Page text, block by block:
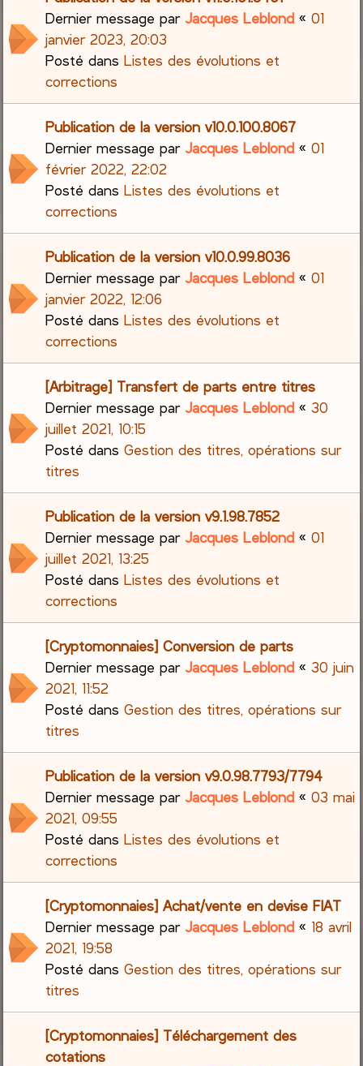
Dernier message parJacques Leblond «01
janvier 2023, 20:03
Posté dansListes des évolutions et
corrections
Publication de la version v10.0.100.8067
Dernier message parJacques Leblond «01
février 2022, 22:02
Posté dansListes des évolutions et
corrections
Publication de la version v10.0.99.8036
Dernier message parJacques Leblond «01
janvier 2022, 12:06
Posté dansListes des évolutions et
corrections
[Arbitrage] Transfert de parts entre titres
Dernier message parJacques Leblond «30
juillet 2021, 10:15
Posté dansGestion des titres, opérations sur
titres
Publication de la version v9.1.98.7852
Dernier message parJacques Leblond «01
juillet 2021, 13:25
Posté dansListes des évolutions et
corrections
[Cryptomonnaies] Conversion de parts
Dernier message parJacques Leblond «30 juin
2021, 11:52
Posté dansGestion des titres, opérations sur
titres
Publication de la version v9.0.98.7793/7794
Dernier message parJacques Leblond «03 mai
2021, 09:55
Posté dansListes des évolutions et
corrections
[Cryptomonnaies] Achat/vente en devise FIAT
Dernier message parJacques Leblond « 18 avril
2021, 19:58
Posté dansGestion des titres, opérations sur
titres
[Cryptomonnaies] Téléchargement des
cotations